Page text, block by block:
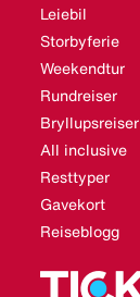
Leiebil
Storbyferie
Weekendtur
Rundreiser
Bryllupsreiser
All inclusive
Resttyper
Gavekort
Reiseblogg